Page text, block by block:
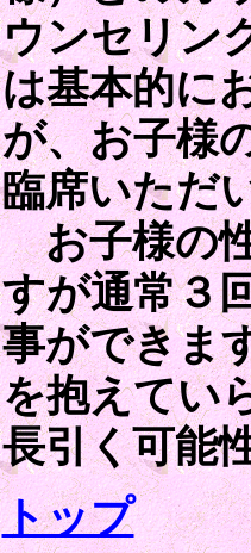
ウンセリン
は基本的に
が、お子様
臨席いただ
お子様の性
すが通常３
事ができま
を抱えてい
長引く可能
トップ